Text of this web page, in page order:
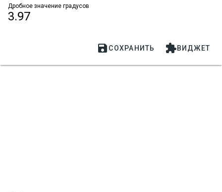
Дробное значение градусов
3.97
 СОХРАНИТЬ ВИДЖЕТ